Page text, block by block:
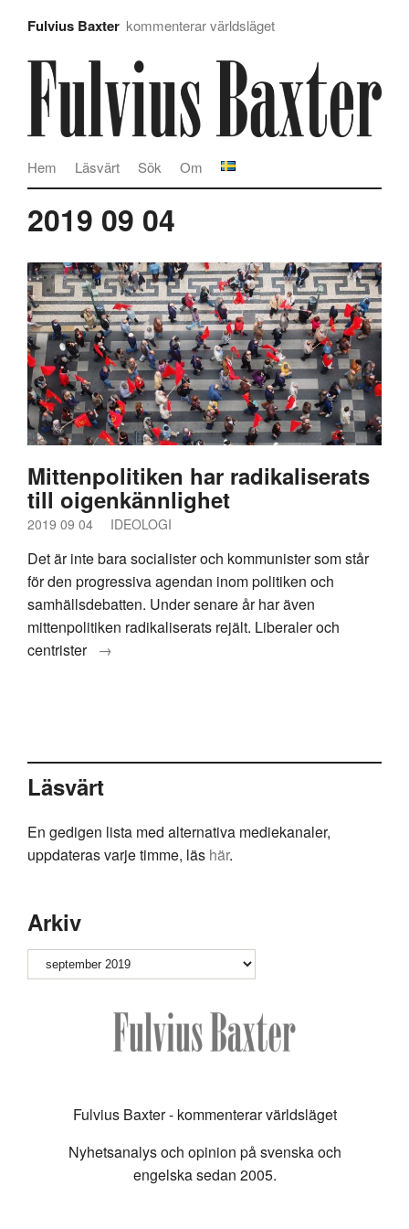
Fulvius Baxter kommenterar världsläget
Om
Sök
Läsvärt
Hem
2019 09 04
Mittenpolitiken har radikaliserats
till oigenkännlighet
2019 09 04 IDEOLOGI
Det är inte bara socialister och kommunister som står
för den progressiva agendan inom politiken och
samhällsdebatten. Under senare år har även
mittenpolitiken radikaliserats rejält. Liberaler och
centrister →
Läsvärt
En gedigen lista med alternativa mediekanaler,
uppdateras varje timme, läs här.
Arkiv
Arkiv
Fulvius Baxter - kommenterar världsläget
Nyhetsanalys och opinion på svenska och
engelska sedan 2005.